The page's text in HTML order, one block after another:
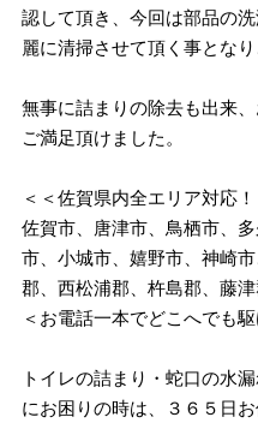
認して頂き、今回は部品の
麗に清掃させて頂く事とな
無事に詰まりの除去も出来
ご満足頂けました。
＜＜佐賀県内全エリア対応！
佐賀市、唐津市、鳥栖市、
市、小城市、嬉野市、神崎
郡、西松浦郡、杵島郡、藤津
＜お電話一本でどこへでも
トイレの詰まり・蛇口の水
にお困りの時は、３６５日